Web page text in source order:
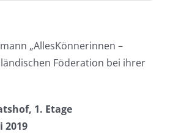
„AllesKönnerinnen –
Föderation bei ihrer
1. Etage
2019